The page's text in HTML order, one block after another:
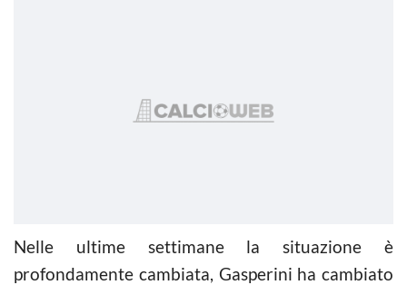
Nelle ultime settimane la situazione è
profondamente cambiata, Gasperini ha cambiato